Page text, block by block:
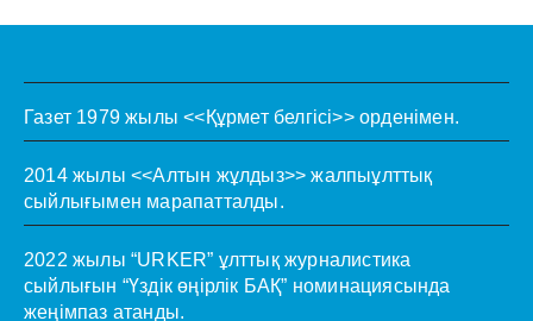
Газет 1979 жылы <<Құрмет белгісі>> орденімен.
2014 жылы <<Алтын жұлдыз>> жалпыұлттық
сыйлығымен марапатталды.
2022 жылы “URKER” ұлттық журналистика
сыйлығын “Үздік өңірлік БАҚ” номинациясында
жеңімпаз атанды.